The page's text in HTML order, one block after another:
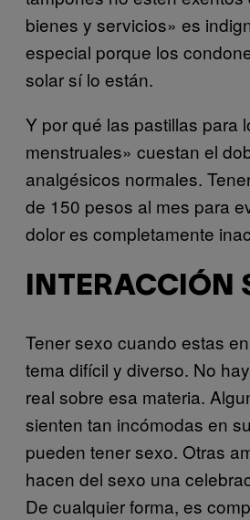
bienes y servicios» es
especial porque los
solar sí lo están.
Y por qué las pastillas para
menstruales» cuestan el
analgésicos normales.
de 150 pesos al mes para
dolor es completamente
INTERACCIÓN
Tener sexo cuando estas
tema difícil y diverso. No
real sobre esa materia.
sienten tan incómodas en
pueden tener sexo. Otras
hacen del sexo una
De cualquier forma, es